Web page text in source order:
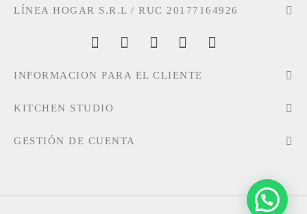
LÍNEA HOGAR S.R.L / RUC 20177164926
INFORMACION PARA EL CLIENTE
KITCHEN STUDIO
GESTIÓN DE CUENTA